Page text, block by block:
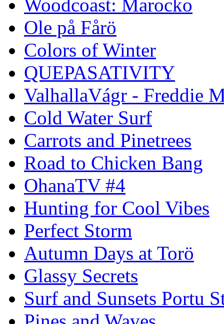
Woodcoast: Marocko
Ole på Fårö
Colors of Winter
QUEPASATIVITY
ValhallaVágr - Freddie
Cold Water Surf
Carrots and Pinetrees
Road to Chicken Bang
OhanaTV #4
Hunting for Cool Vibes
Perfect Storm
Autumn Days at Torö
Glassy Secrets
Surf and Sunsets Portu